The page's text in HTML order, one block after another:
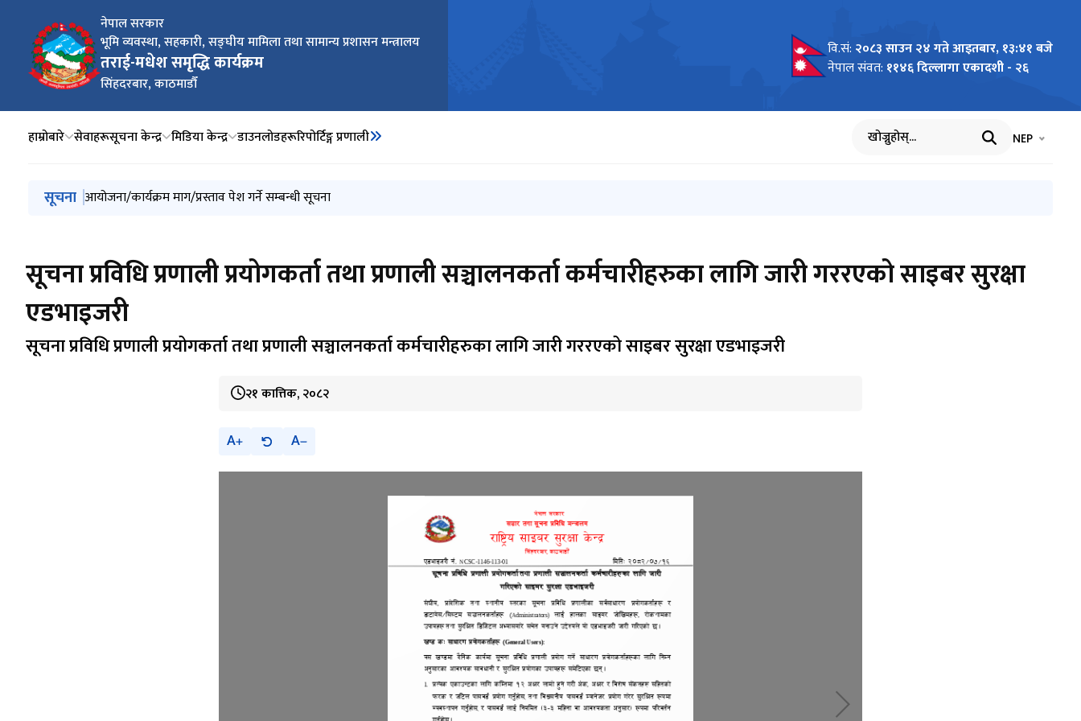
नेपाल सरकार
भूमि व्यवस्था, सहकारी, सङ्‍घीय मामिला तथा सामान्य प्रशासन मन्त्रालय
तराई-मधेश समृद्धि कार्यक्रम
सिंहदरबार, काठमाडौँ
वि.सं: २०८३ साउन २४ गते आइतबार, १३:४१ बजे
नेपाल संवत: ११४६ दिल्लागा एकादशी - २६
हाम्रोबारे सेवाहरूसूचना केन्द्र मिडिया केन्द्र डाउनलोडहरूरिपोर्टिङ्ग प्रणाली खोज्नुहोस् भाषा चयन
NEP
मुख्य नेभिगेसनमा जानुहोस्
सूचना तराई-मधेश समृद्धि कार्यक्रम सञ्‍चालन कार्यविधि, २०८२
आयोजना/कार्यक्रम माग/प्रस्ताव पेश गर्ने सम्बन्धी सूचना
प्रगति प्रतिवेदन सम्बन्धमा।
अभिमुखिकरण/समीक्षा कार्यक्रम सम्बन्धमा
तराई-मधेश समृद्धि कार्यक्रम निर्देशिका, २०८१ (पहिलाो संशोधन २०८२)
सूचना प्रविधि प्रणाली प्रयोगकर्ता तथा प्रणाली सञ्चालनकर्ता कर्मचारीहरुका लागि जारी गररएको साइबर सुरक्षा
एडभाइजरी
सूचना प्रविधि प्रणाली प्रयोगकर्ता तथा प्रणाली सञ्चालनकर्ता कर्मचारीहरुका लागि जारी गररएको साइबर सुरक्षा एडभाइजरी
२१ कात्तिक, २०८२
A A